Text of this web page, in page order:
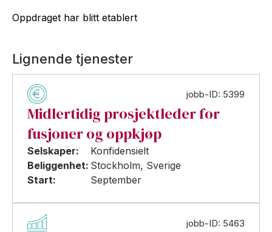
Oppdraget har blitt etablert
Lignende tjenester
jobb-ID: 5399
Midlertidig prosjektleder for
fusjoner og oppkjøp
Selskaper:
Konfidensielt
Beliggenhet: Stockholm, Sverige
Start:
September
jobb-ID: 5463